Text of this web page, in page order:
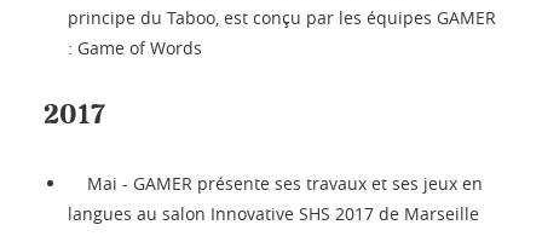
principe du Taboo, est conçu par les équipes GAMER
: Game of Words
2017
Mai - GAMER présente ses travaux et ses jeux en
langues au salon Innovative SHS 2017 de Marseille